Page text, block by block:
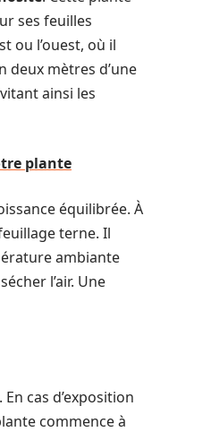
ses feuilles
ou l’ouest, où il
deux mètres d’une
ainsi les
plante
équilibrée. À
terne. Il
ambiante
l’air. Une
cas d’exposition
commence à